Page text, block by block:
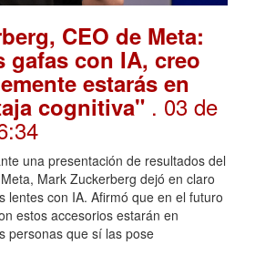
CEO de Meta:
gafas con IA, creo
estarás en
cognitiva" . 03 de
una presentación de resultados del
Mark Zuckerberg dejó en claro
lentes con IA. Afirmó que en el futuro
estos accesorios estarán en
personas que sí las pose